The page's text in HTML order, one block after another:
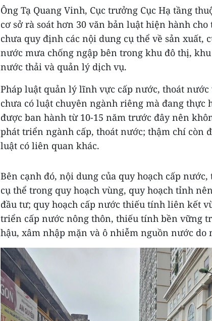
Ông Tạ Quang Vinh, Cục trưởng Cục Hạ tầng
cơ sở rà soát hơn 30 văn bản luật hiện hành
chưa quy định các nội dung cụ thể về sản xuất,
nước mưa chống ngập bên trong khu đô thị,
nước thải và quản lý dịch vụ.
Pháp luật quản lý lĩnh vực cấp nước, thoát
chưa có luật chuyên ngành riêng mà đang thực
được ban hành từ 10-15 năm trước đây nên
phát triển ngành cấp, thoát nước; thậm chí còn
luật có liên quan khác.
Bên cạnh đó, nội dung của quy hoạch cấp
cụ thể trong quy hoạch vùng, quy hoạch tỉnh
đầu tư; quy hoạch cấp nước thiếu tính liên kết
triển cấp nước nông thôn, thiếu tính bền vững
hậu, xâm nhập mặn và ô nhiễm nguồn nước do